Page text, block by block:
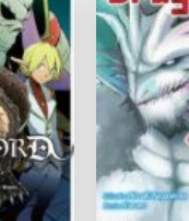
Ajouter
à la
wishlist